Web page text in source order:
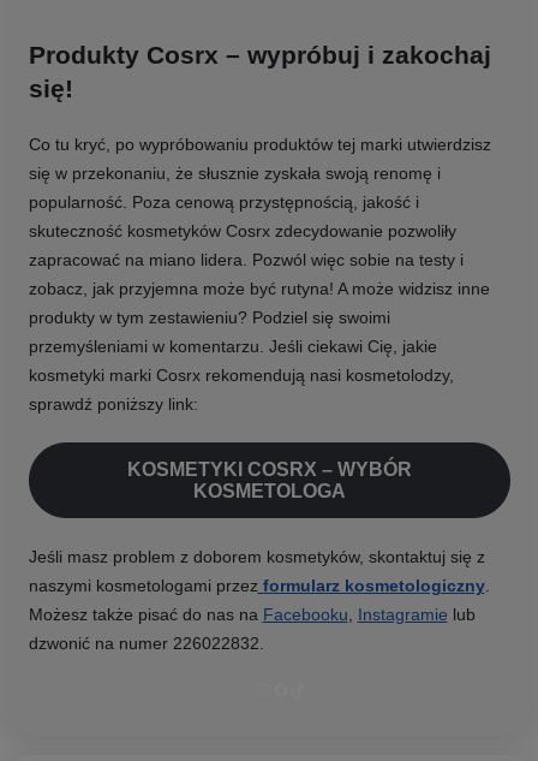
Produkty Cosrx – wypróbuj i zakochaj
się!
Co tu kryć, po wypróbowaniu produktów tej marki utwierdzisz
się w przekonaniu, że słusznie zyskała swoją renomę i
popularność. Poza cenową przystępnością, jakość i
skuteczność kosmetyków Cosrx zdecydowanie pozwoliły
zapracować na miano lidera. Pozwól więc sobie na testy i
zobacz, jak przyjemna może być rutyna! A może widzisz inne
produkty w tym zestawieniu? Podziel się swoimi
przemyśleniami w komentarzu. Jeśli ciekawi Cię, jakie
kosmetyki marki Cosrx rekomendują nasi kosmetolodzy,
sprawdź poniższy link:
KOSMETYKI COSRX – WYBÓR
KOSMETOLOGA
Jeśli masz problem z doborem kosmetyków, skontaktuj się z
naszymi kosmetologami przezformularz kosmetologiczny.
Możesz także pisać do nas na Facebooku, Instagramie lub
dzwonić na numer 226022832.